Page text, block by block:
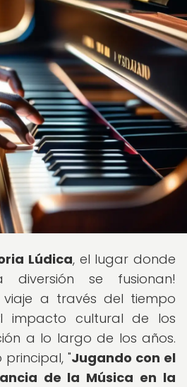
Lúdica, el lugar donde
se fusionan!
viaje a través del tiempo
impacto cultural de los
a lo largo de los años.
principal, "Jugando con el
de la Música en la